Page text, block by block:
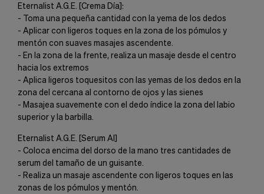
Eternalist A.G.E. [Crema Día]:
- Toma una pequeña cantidad con la yema de los dedos
- Aplicar con ligeros toques en la zona de los pómulos y
mentón con suaves masajes ascendente.
- En la zona de la frente, realiza un masaje desde el centro
hacia los extremos
- Aplica ligeros toquesitos con las yemas de los dedos en la
zona del cercana al contorno de ojos y las sienes
- Masajea suavemente con el dedo índice la zona del labio
superior y la barbilla.
Eternalist A.G.E. [Serum AI]
- Coloca encima del dorso de la mano tres cantidades de
serum del tamaño de un guisante.
- Realiza un masaje ascendente con ligeros toques en las
zonas de los pómulos y mentón.